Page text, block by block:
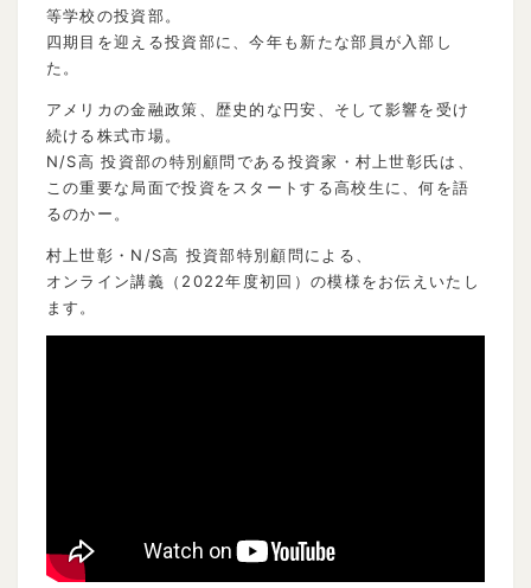
等学校の投資部。
四期目を迎える投資部に、今年も新たな部員が入部し
た。
アメリカの金融政策、歴史的な円安、そして影響を受け
続ける株式市場。
N/S高 投資部の特別顧問である投資家・村上世彰氏は、
この重要な局面で投資をスタートする高校生に、何を語
るのかー。
村上世彰・N/S高 投資部特別顧問による、
オンライン講義（2022年度初回）の模様をお伝えいたし
ます。